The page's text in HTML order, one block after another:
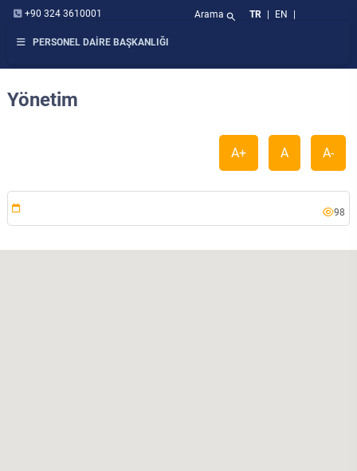
+90 324 3610001 Arama search TR EN
PERSONEL DAİRE BAŞKANLIĞI
Yönetim
A+ A A-
98